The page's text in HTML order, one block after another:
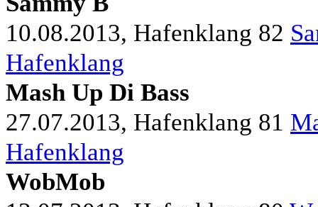
10.08.2013, Hafenklang 82
Hafenklang
Mash Up Di Bass
27.07.2013, Hafenklang 81
Hafenklang
WobMob